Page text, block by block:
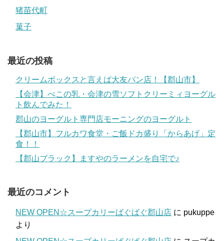
猪苗代町
菓子
最近の投稿
クリームボックスと言えば大友パン店！【郡山市】
【会津】べこの乳・会津の雪ソフトクリーミィヨーグル
ト飲んでみた！
郡山のヨーグルト専門店モーニングのヨーグルト
【郡山市】フルカワ食堂・ご飯ドカ盛り「からあげ」定
食！！
【郡山ブラック】ますやのラーメンを自宅で♪
最近のコメント
NEW OPEN☆スープカリーばぐばぐ郡山店 に pukuppe
より